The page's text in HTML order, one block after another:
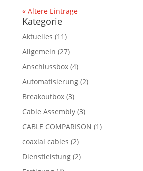
« Ältere Einträge
Kategorie
Aktuelles (11)
Allgemein (27)
Anschlussbox(4)
Automatisierung(2)
Breakoutbox(3)
Cable Assembly(3)
CABLE COMPARISON (1)
coaxial cables (2)
Dienstleistung(2)